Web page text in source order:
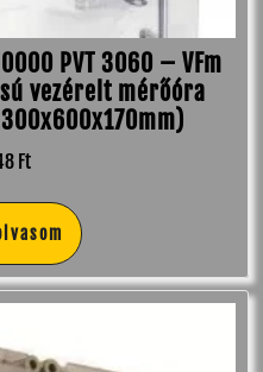
PVT 3060 – VFm
vezérelt mérőóra
Ft